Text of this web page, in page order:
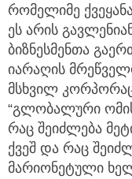
რომელიმე
ეს არის
ბიზნესმენთა
იარაღის
მსხვილ
“გლობალური
რაც შეიძლება
ქვეშ და რაც
მარიონეტული